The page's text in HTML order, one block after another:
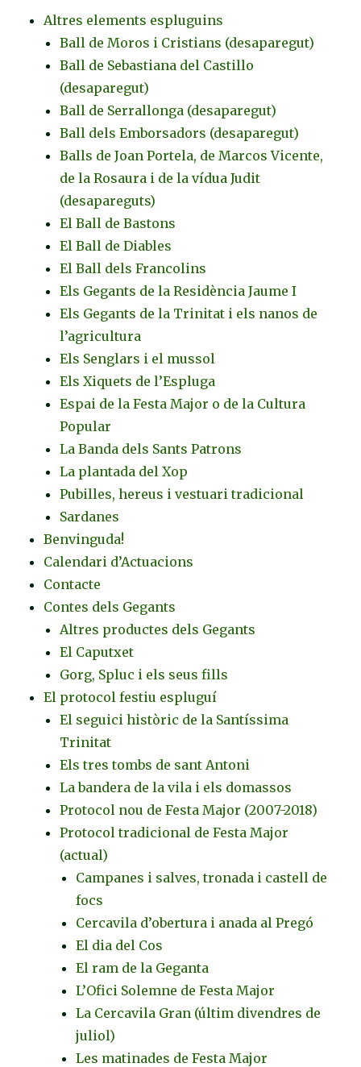
Altres elements espluguins
Ball de Moros i Cristians (desaparegut)
Ball de Sebastiana del Castillo
(desaparegut)
Ball de Serrallonga (desaparegut)
Ball dels Emborsadors (desaparegut)
Balls de Joan Portela, de Marcos Vicente,
de la Rosaura i de la vídua Judit
(desapareguts)
El Ball de Bastons
El Ball de Diables
El Ball dels Francolins
Els Gegants de la Residència Jaume I
Els Gegants de la Trinitat i els nanos de
l’agricultura
Els Senglars i el mussol
Els Xiquets de l’Espluga
Espai de la Festa Major o de la Cultura
Popular
La Banda dels Sants Patrons
La plantada del Xop
Pubilles, hereus i vestuari tradicional
Sardanes
Benvinguda!
Calendari d’Actuacions
Contacte
Contes dels Gegants
Altres productes dels Gegants
El Caputxet
Gorg, Spluc i els seus fills
El protocol festiu espluguí
El seguici històric de la Santíssima
Trinitat
Els tres tombs de sant Antoni
La bandera de la vila i els domassos
Protocol nou de Festa Major (2007-2018)
Protocol tradicional de Festa Major
(actual)
Campanes i salves, tronada i castell de
focs
Cercavila d’obertura i anada al Pregó
El dia del Cos
El ram de la Geganta
L’Ofici Solemne de Festa Major
La Cercavila Gran (últim divendres de
juliol)
Les matinades de Festa Major